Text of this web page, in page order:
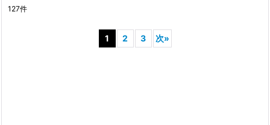
127件
1 2 3 次»